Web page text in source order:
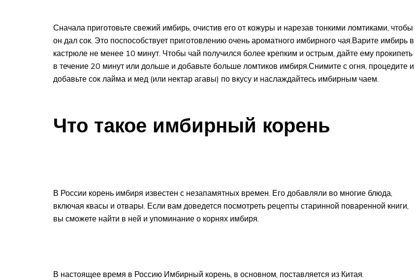
Сначала приготовьте свежий имбирь, очистив его от кожуры и нарезав тонкими ломтиками, чтобы
он дал сок. Это поспособствует приготовлению очень ароматного имбирного чая.Варите имбирь в
кастрюле не менее 10 минут. Чтобы чай получился более крепким и острым, дайте ему прокипеть
в течение 20 минут или дольше и добавьте больше ломтиков имбиря.Снимите с огня, процедите и
добавьте сок лайма и мед (или нектар агавы) по вкусу и наслаждайтесь имбирным чаем.
Что такое имбирный корень
В России корень имбиря известен с незапамятных времен. Его добавляли во многие блюда,
включая квасы и отвары. Если вам доведется посмотреть рецепты старинной поваренной книги,
вы сможете найти в ней и упоминание о корнях имбиря.
В настоящее время в Россию Имбирный корень, в основном, поставляется из Китая.